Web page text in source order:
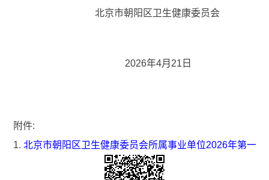
北京市朝阳区卫生健康委员会
2026年4月21日
附件:
1.北京市朝阳区卫生健康委员会所属事业单位2026年第一